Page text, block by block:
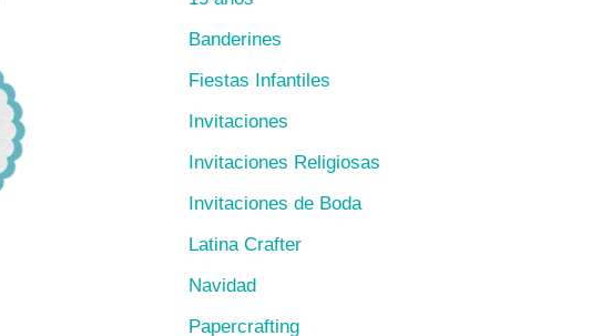
Banderines
Fiestas Infantiles
Invitaciones
Invitaciones Religiosas
Invitaciones de Boda
Latina Crafter
Navidad
Papercrafting